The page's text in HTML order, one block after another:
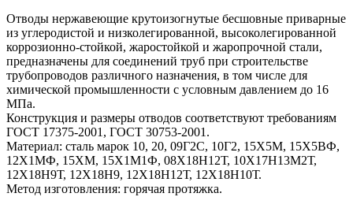
Отводы нержавеющие крутоизогнутые бесшовные приварные
из углеродистой и низколегированной, высоколегированной
коррозионно-стойкой, жаростойкой и жаропрочной стали,
предназначены для соединений труб при строительстве
трубопроводов различного назначения, в том числе для
химической промышленности с условным давлением до 16
МПа.
Конструкция и размеры отводов соответствуют требованиям
ГОСТ 17375-2001, ГОСТ 30753-2001.
Материал: сталь марок 10, 20, 09Г2С, 10Г2, 15Х5М, 15Х5ВФ,
12Х1МФ, 15ХМ, 15Х1М1Ф, 08Х18Н12Т, 10Х17Н13М2Т,
12Х18Н9Т, 12Х18Н9, 12Х18Н12Т, 12Х18Н10Т.
Метод изготовления: горячая протяжка.